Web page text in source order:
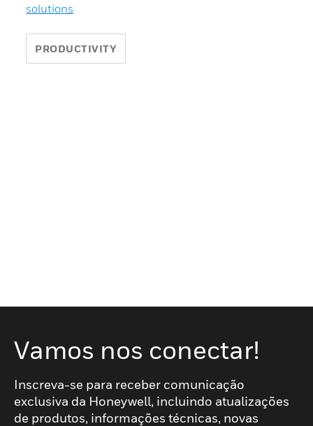
solutions
PRODUCTIVITY
Vamos nos conectar!
Inscreva-se para receber comunicação
exclusiva da Honeywell, incluindo atualizações
de produtos, informações técnicas, novas